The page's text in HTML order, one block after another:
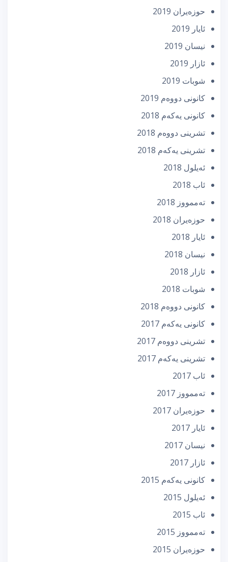
حوزه‌یران 2019
ئایار 2019
نیسان 2019
ئازار 2019
شوبات 2019
كانونی دووه‌م 2019
كانونی یه‌كه‌م 2018
تشرینی دووه‌م 2018
تشرینی یه‌كه‌م 2018
ئه‌یلول 2018
ئاب 2018
تەممووز 2018
حوزه‌یران 2018
ئایار 2018
نیسان 2018
ئازار 2018
شوبات 2018
كانونی دووه‌م 2018
كانونی یه‌كه‌م 2017
تشرینی دووه‌م 2017
تشرینی یه‌كه‌م 2017
ئاب 2017
تەممووز 2017
حوزه‌یران 2017
ئایار 2017
نیسان 2017
ئازار 2017
كانونی یه‌كه‌م 2015
ئه‌یلول 2015
ئاب 2015
تەممووز 2015
حوزه‌یران 2015